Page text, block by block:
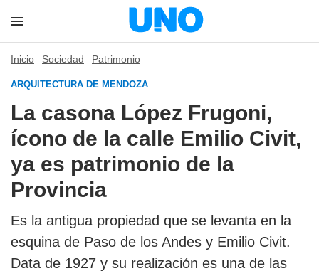
Inicio Sociedad Patrimonio
ARQUITECTURA DE MENDOZA
La casona López Frugoni,
ícono de la calle Emilio Civit,
ya es patrimonio de la
Provincia
Es la antigua propiedad que se levanta en la
esquina de Paso de los Andes y Emilio Civit.
Data de 1927 y su realización es una de las